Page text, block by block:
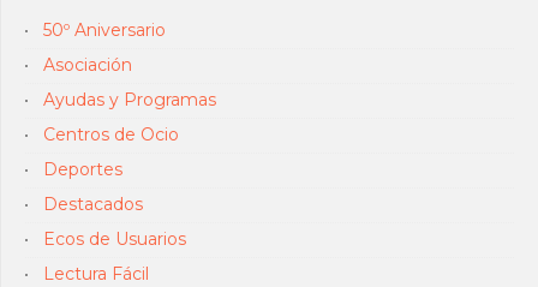
50º Aniversario
Asociación
Ayudas y Programas
Centros de Ocio
Deportes
Destacados
Ecos de Usuarios
Lectura Fácil